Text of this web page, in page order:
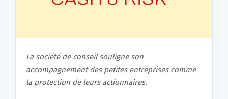
La société de conseil souligne son
accompagnement des petites entreprises comme
la protection de leurs actionnaires.